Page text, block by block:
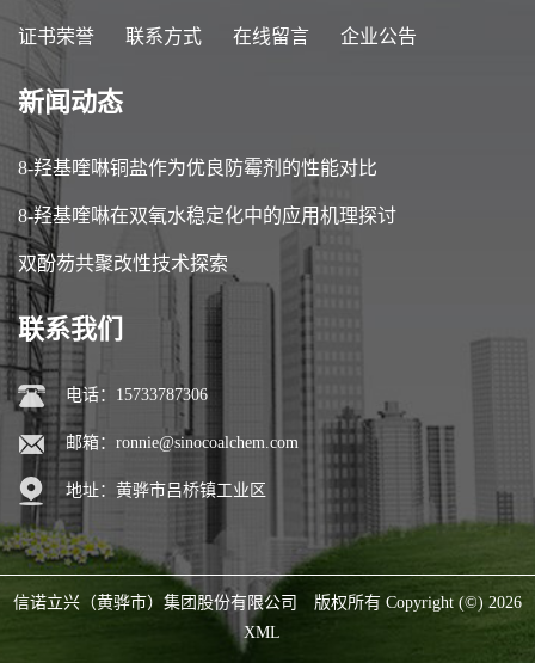
证书荣誉 联系方式 在线留言 企业公告
新闻动态
8-羟基喹啉铜盐作为优良防霉剂的性能对比
8-羟基喹啉在双氧水稳定化中的应用机理探讨
双酚芴共聚改性技术探索
联系我们
电话：15733787306
邮箱： ronnie@sinocoalchem.com
地址：黄骅市吕桥镇工业区
信诺立兴（黄骅市）集团股份有限公司
版权所有 Copyright (©) 2026
XML